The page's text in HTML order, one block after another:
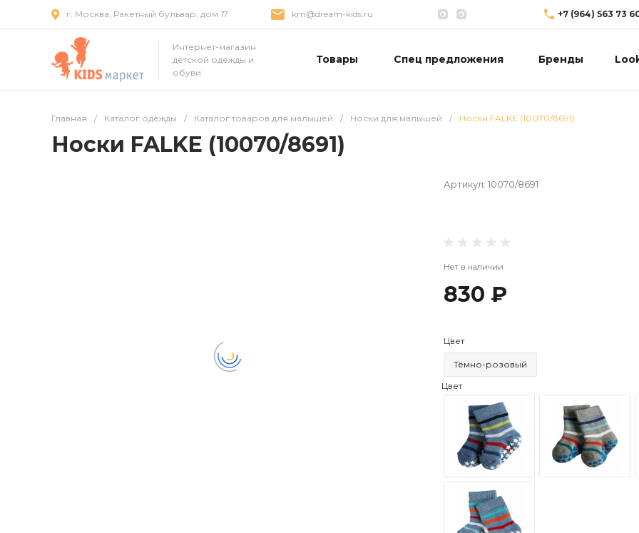
г. Москва, Ракетный бульвар, дом 17 km@dream-kids.ru +7 (964) 563 73
Интернет-магазин
детской одежды и
обуви
Товары Спец предложения Бренды
Главная / Каталог одежды / Каталог товаров для малышей / Носки для малышей / Носки FALKE (10070/8691)
Носки FALKE (10070/8691)
Артикул: 10070/8691
Нет в наличии
830 ₽
Цвет
Тёмно-розовый
Цвет